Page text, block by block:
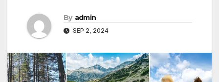
By admin
SEP 2, 2024